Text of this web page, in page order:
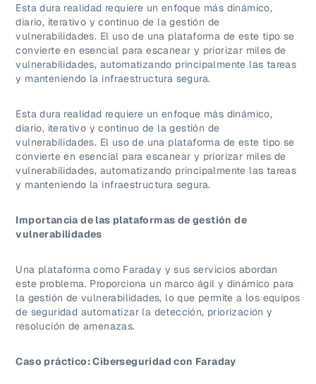
Esta dura realidad requiere un enfoque más dinámico,
diario, iterativo y continuo de la gestión de
vulnerabilidades. El uso de una plataforma de este tipo se
convierte en esencial para escanear y priorizar miles de
vulnerabilidades, automatizando principalmente las tareas
y manteniendo la infraestructura segura.
Esta dura realidad requiere un enfoque más dinámico,
diario, iterativo y continuo de la gestión de
vulnerabilidades. El uso de una plataforma de este tipo se
convierte en esencial para escanear y priorizar miles de
vulnerabilidades, automatizando principalmente las tareas
y manteniendo la infraestructura segura.
Importancia de las plataformas de gestión de
vulnerabilidades
Una plataforma como Faraday y sus servicios abordan
este problema. Proporciona un marco ágil y dinámico para
la gestión de vulnerabilidades, lo que permite a los equipos
de seguridad automatizar la detección, priorización y
resolución de amenazas.
Caso práctico: Ciberseguridad con Faraday